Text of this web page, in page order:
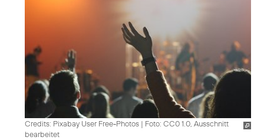
Credits: Pixabay User Free-Photos | Foto: CC0 1.0, Ausschnitt
bearbeitet